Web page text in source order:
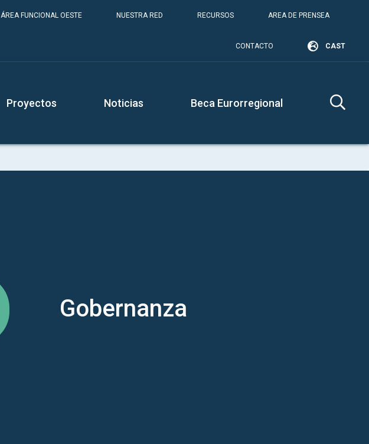
ÁREA FUNCIONAL OESTE NUESTRA RED RECURSOS AREA DE PRENSEA
CONTACTO CAST
Proyectos Noticias Beca Eurorregional
Gobernanza